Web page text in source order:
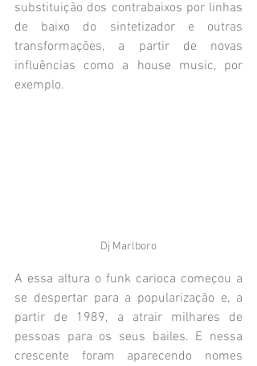
substituição dos contrabaixos por linhas
de baixo do sintetizador e outras
transformações, a partir de novas
influências como a house music, por
exemplo.
Dj Marlboro
A essa altura o funk carioca começou a
se despertar para a popularização e, a
partir de 1989, a atrair milhares de
pessoas para os seus bailes. E nessa
crescente foram aparecendo nomes